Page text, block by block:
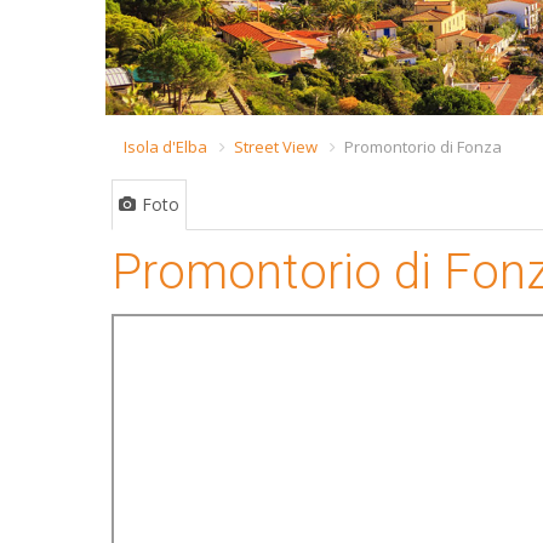
Isola d'Elba Street View Promontorio di Fonza
Foto
Promontorio di